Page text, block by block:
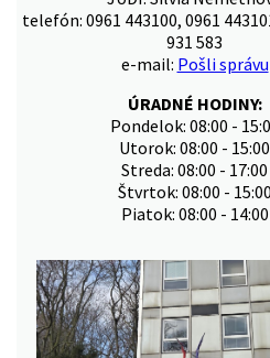
telefón: 0961 443100, 0961
931 583
e-mail: Pošli správu
ÚRADNÉ HODINY:
Pondelok: 08:00 -
Utorok: 08:00 - 15:00
Streda: 08:00 - 17:00
Štvrtok: 08:00 - 15:00
Piatok: 08:00 - 14:00